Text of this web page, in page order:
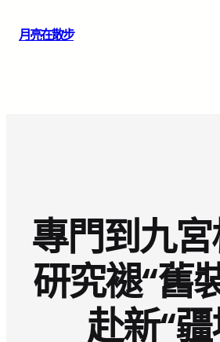
月亮在散步
專門到九
研究褪“舊
赴新“